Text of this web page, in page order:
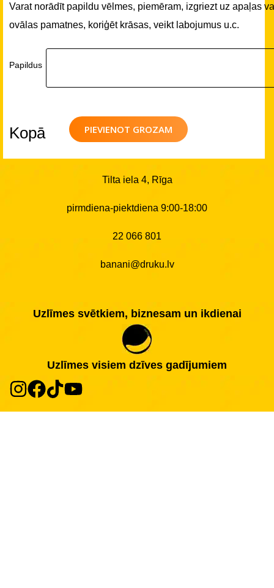
Varat norādīt papildu vēlmes, piemēram, izgriezt uz apaļas
ovālas pamatnes, koriģēt krāsas, veikt labojumus u.c.
Papildus
PIEVIENOT GROZAM
Kopā
Tilta iela 4, Rīga
pirmdiena-piektdiena 9:00-18:00
22 066 801
banani@druku.lv
Uzlīmes svētkiem, biznesam un ikdienai
Uzlīmes visiem dzīves gadījumiem